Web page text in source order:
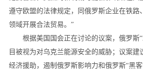
遵守欧盟的法律规定，同俄罗斯企业在铁路
领域开展合法贸易。”
根据美国国会正在讨论的议案，俄罗斯“
目被视为对乌克兰能源安全的威胁；议案建
经济援助，遏制俄罗斯影响力和俄罗斯“黑